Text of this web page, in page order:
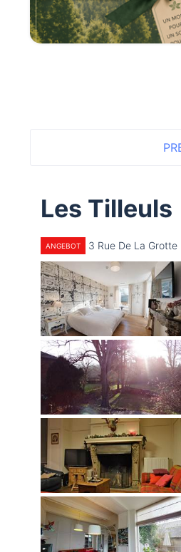
Les Tilleuls
ANGEBOT 3 Rue De La